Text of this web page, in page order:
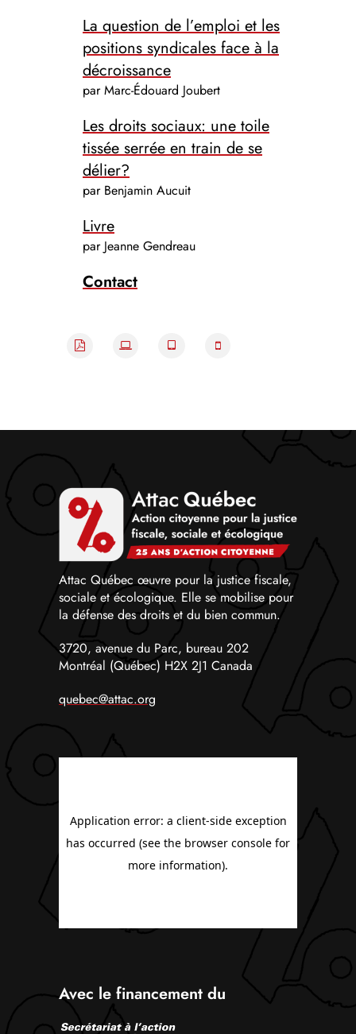
La question de l’emploi et les
positions syndicales face à la
décroissance
par Marc-Édouard Joubert
Les droits sociaux: une toile
tissée serrée en train de se
délier?
par Benjamin Aucuit
Livre
par Jeanne Gendreau
Contact
Attac Québec œuvre pour la justice fiscale,
sociale et écologique. Elle se mobilise pour
la défense des droits et du bien commun.
3720, avenue du Parc, bureau 202
Montréal (Québec) H2X 2J1 Canada
quebec@attac.org
Avec le financement du